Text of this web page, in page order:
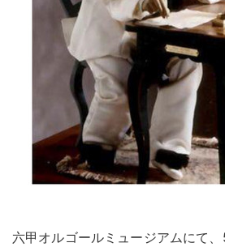
六甲オルゴールミュージアムにて